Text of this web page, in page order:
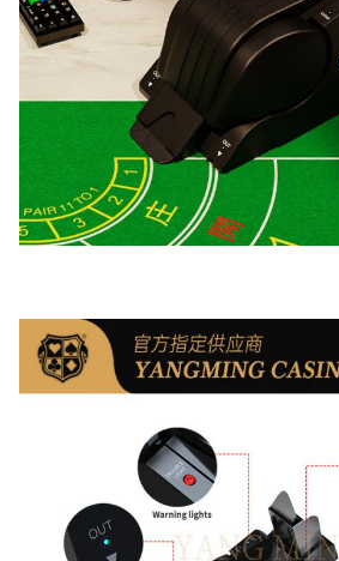
圧
AC85-265V
容
8 デッキの標準ポ
ーカー カード
色 黒
力 100W
450×230×341mm
ブラックジャック